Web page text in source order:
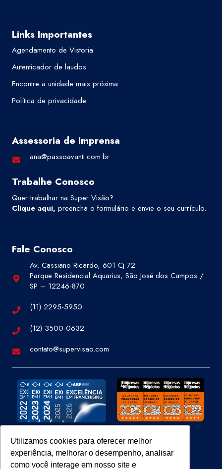
Utilizamos cookies para oferecer melhor
experiência, melhorar o desempenho, analisar
como você interage em nosso site e
Links Importantes
Agendamento de Vistoria
Autenticador de laudos
Encontre a unidade mais próxima
Política de privacidade
Assessoria de imprensa
ana@passoavanti.com.br
Trabalhe Conosco
Quer trabalhar na Super Visão?
Clique aqui, preencha o formulário e envie o seu currículo.
Fale Conosco
Av. Cassiano Ricardo, 601 Cj 72
Parque Residencial Aquarius, São José dos Campos /
SP – 12246-870
(11) 2295-5950
(12) 3500-0632
contato@supervisao.com
Site 100% Seguro